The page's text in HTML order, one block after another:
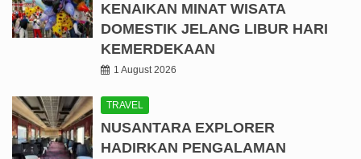
KENAIKAN MINAT WISATA
DOMESTIK JELANG LIBUR HARI
KEMERDEKAAN
1 August 2026
TRAVEL
NUSANTARA EXPLORER
HADIRKAN PENGALAMAN